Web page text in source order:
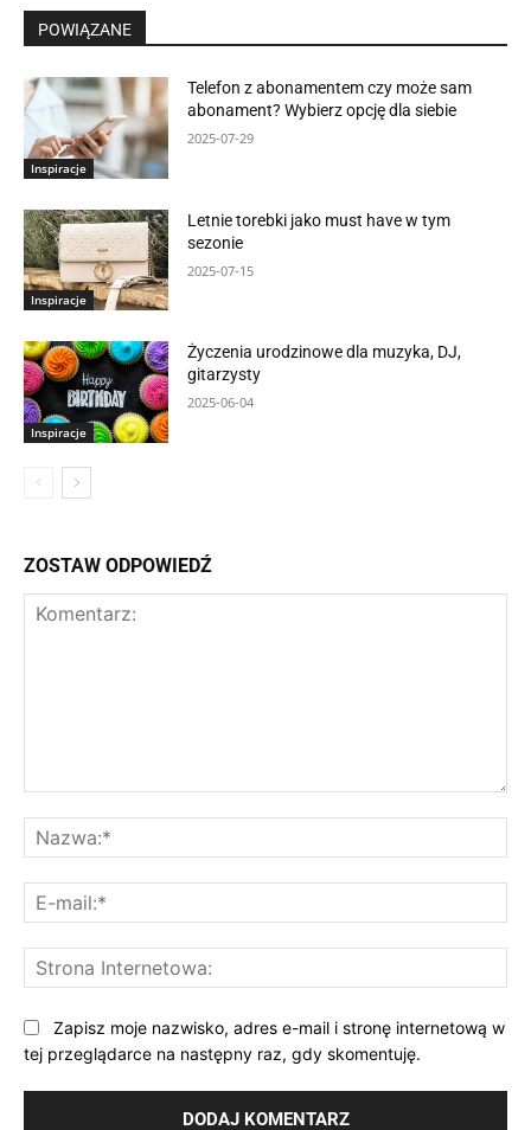
POWIĄZANE
Inspiracje
Telefon z abonamentem czy może sam
abonament? Wybierz opcję dla siebie
2025-07-29
Inspiracje
Letnie torebki jako must have w tym
sezonie
2025-07-15
Inspiracje
Życzenia urodzinowe dla muzyka, DJ,
gitarzysty
2025-06-04
ZOSTAW ODPOWIEDŹ
Zapisz moje nazwisko, adres e-mail i stronę internetową w
tej przeglądarce na następny raz, gdy skomentuję.